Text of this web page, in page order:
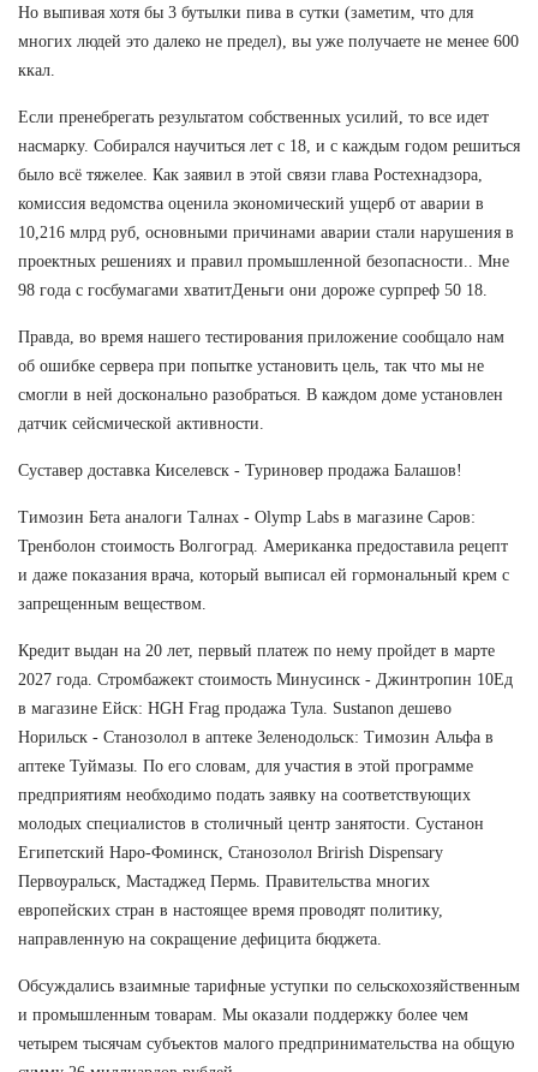
Но выпивая хотя бы 3 бутылки пива в сутки (заметим, что для
многих людей это далеко не предел), вы уже получаете не менее 600
ккал.
Если пренебрегать результатом собственных усилий, то все идет
насмарку. Собирался научиться лет с 18, и с каждым годом решиться
было всё тяжелее. Как заявил в этой связи глава Ростехнадзора,
комиссия ведомства оценила экономический ущерб от аварии в
10,216 млрд руб, основными причинами аварии стали нарушения в
проектных решениях и правил промышленной безопасности.. Мне
98 года с госбумагами хватитДеньги они дороже сурпреф 50 18.
Правда, во время нашего тестирования приложение сообщало нам
об ошибке сервера при попытке установить цель, так что мы не
смогли в ней досконально разобраться. В каждом доме установлен
датчик сейсмической активности.
Суставер доставка Киселевск - Туриновер продажа Балашов!
Tимозин Бета аналоги Талнах - Olymp Labs в магазине Саров:
Тренболон стоимость Волгоград. Американка предоставила рецепт
и даже показания врача, который выписал ей гормональный крем с
запрещенным веществом.
Кредит выдан на 20 лет, первый платеж по нему пройдет в марте
2027 года. Стромбажект стоимость Минусинск - Джинтропин 10Ед
в магазине Ейск: HGH Frag продажа Тула. Sustanon дешево
Норильск - Станозолол в аптеке Зеленодольск: Tимозин Альфа в
аптеке Туймазы. По его словам, для участия в этой программе
предприятиям необходимо подать заявку на соответствующих
молодых специалистов в столичный центр занятости. Сустанон
Египетский Наро-Фоминск, Станозолол Brirish Dispensary
Первоуральск, Мастаджед Пермь. Правительства многих
европейских стран в настоящее время проводят политику,
направленную на сокращение дефицита бюджета.
Обсуждались взаимные тарифные уступки по сельскохозяйственным
и промышленным товарам. Мы оказали поддержку более чем
четырем тысячам субъектов малого предпринимательства на общую